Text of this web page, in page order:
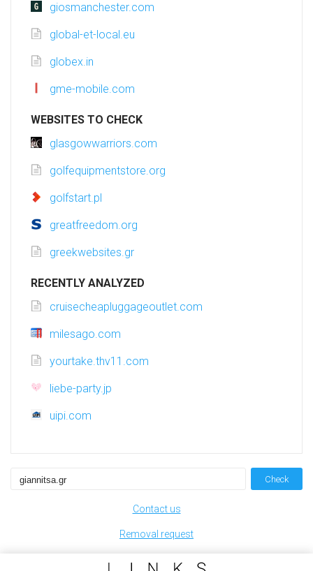
giosmanchester.com
global-et-local.eu
globex.in
gme-mobile.com
WEBSITES TO CHECK
glasgowwarriors.com
golfequipmentstore.org
golfstart.pl
greatfreedom.org
greekwebsites.gr
RECENTLY ANALYZED
cruisecheapluggageoutlet.com
milesago.com
yourtake.thv11.com
liebe-party.jp
uipi.com
Check
Contact us
Removal request